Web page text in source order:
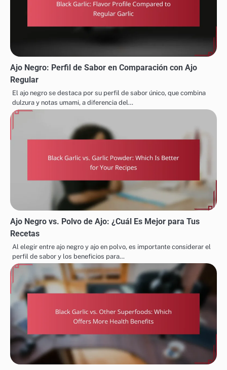
Ajo Negro: Perfil de Sabor en Comparación con Ajo
Regular
El ajo negro se destaca por su perfil de sabor único, que combina
dulzura y notas umami, a diferencia del…
Ajo Negro vs. Polvo de Ajo: ¿Cuál Es Mejor para Tus
Recetas
Al elegir entre ajo negro y ajo en polvo, es importante considerar el
perfil de sabor y los beneficios para…